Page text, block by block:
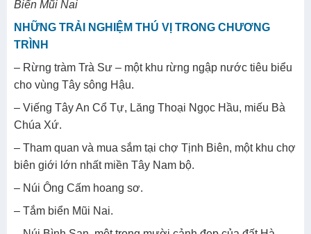
Biển Mũi Nai
NHỮNG TRẢI NGHIỆM THÚ VỊ TRONG CHƯƠNG
TRÌNH
– Rừng tràm Trà Sư – một khu rừng ngập nước tiêu biểu
cho vùng Tây sông Hậu.
– Viếng Tây An Cổ Tự, Lăng Thoại Ngọc Hầu, miếu Bà
Chúa Xứ.
– Tham quan và mua sắm tại chợ Tịnh Biên, một khu chợ
biên giới lớn nhất miền Tây Nam bộ.
– Núi Ông Cấm hoang sơ.
– Tắm biển Mũi Nai.